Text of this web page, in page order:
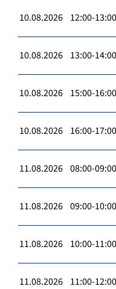
10.08.2026 12:00-13:00
10.08.2026 13:00-14:00
10.08.2026 15:00-16:00
10.08.2026 16:00-17:00
11.08.2026 08:00-09:00
11.08.2026 09:00-10:00
11.08.2026 10:00-11:00
11.08.2026 11:00-12:00